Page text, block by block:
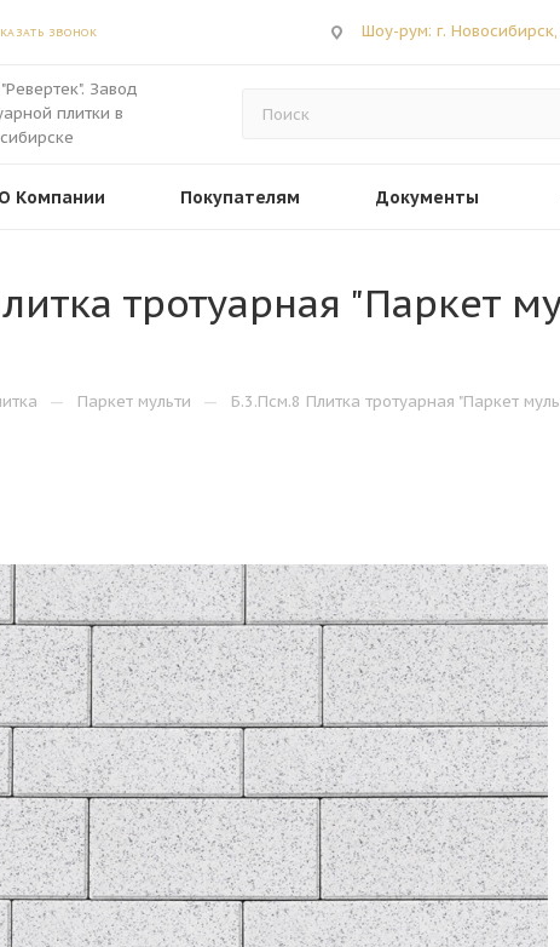
ЗВОНОК Шоу-рум: г.
Завод
плитки в
О Компании Покупателям Документы
тротуарная "Паркет
— Паркет мульти — Б.3.Псм.8 Плитка тротуарная "Паркет